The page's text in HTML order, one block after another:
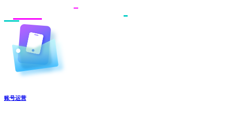
账号运营